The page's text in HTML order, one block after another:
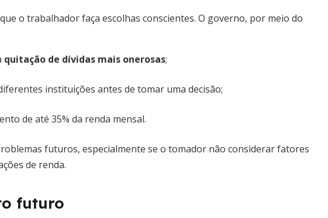
o trabalhador faça escolhas conscientes. O governo, por meio do
quitação de dívidas mais onerosas;
instituições antes de tomar uma decisão;
de até 35% da renda mensal.
futuros, especialmente se o tomador não considerar fatores
de renda.
futuro